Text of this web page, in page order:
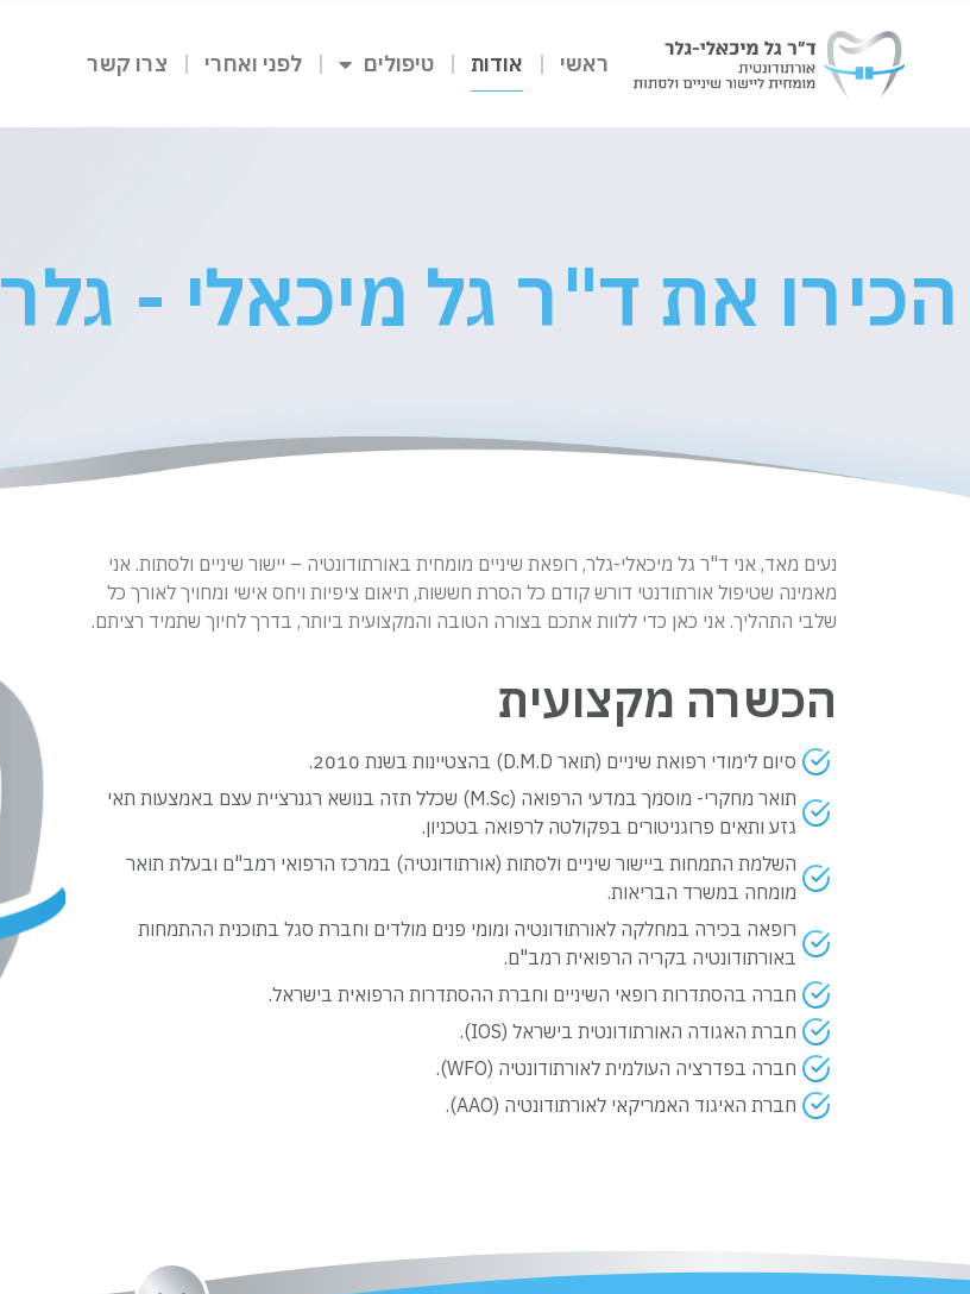
ראשי אודות טיפולים לפני ואחרי צרו קשר
הכירו את ד"ר גל מיכאלי - גלר
נעים מאד, אני ד"ר גל מיכאלי-גלר, רופאת שיניים מומחית באורתודונטיה – יישור שיניים ולסתות. אני
מאמינה שטיפול אורתודנטי דורש קודם כל הסרת חששות, תיאום ציפיות ויחס אישי ומחויך לאורך כל
שלבי התהליך. אני כאן כדי ללוות אתכם בצורה הטובה והמקצועית ביותר, בדרך לחיוך שתמיד רציתם.
הכשרה מקצועית
סיום לימודי רפואת שיניים (תואר D.M.D) בהצטיינות בשנת 2010.
תואר מחקרי- מוסמך במדעי הרפואה (M.Sc) שכלל תזה בנושא רגנרציית עצם באמצעות תאי
גזע ותאים פרוגניטורים בפקולטה לרפואה בטכניון.
השלמת התמחות ביישור שיניים ולסתות (אורתודונטיה) במרכז הרפואי רמב"ם ובעלת תואר
מומחה במשרד הבריאות.
רופאה בכירה במחלקה לאורתודונטיה ומומי פנים מולדים וחברת סגל בתוכנית ההתמחות
באורתודונטיה בקריה הרפואית רמב"ם.
חברה בהסתדרות רופאי השיניים וחברת ההסתדרות הרפואית בישראל.
חברת האגודה האורתודונטית בישראל (IOS).
חברה בפדרציה העולמית לאורתודונטיה (WFO).
חברת האיגוד האמריקאי לאורתודונטיה (AAO).